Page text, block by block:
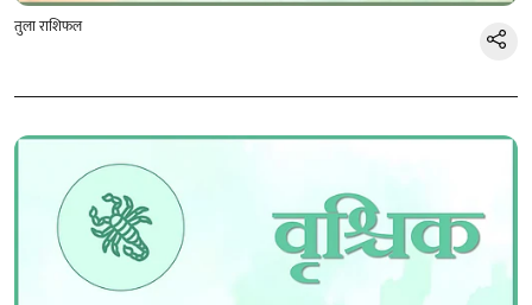
तुला राशिफल